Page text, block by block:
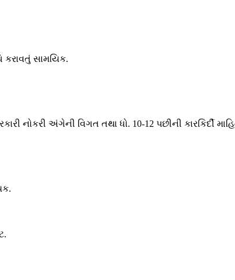
કરાવતું સામયિક.
નોકરી અંગેની વિગત તથા ધો. 10-12 પછીની કારકિર્દી